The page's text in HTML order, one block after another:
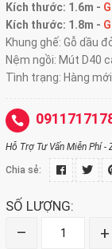
Kích thước: 1.6m -
Kích thước: 1.8m -
Khung ghế: Gỗ dầu
Nệm ngồi: Mút D40
Tình trạng: Hàng
Hỗ Trợ Tư Vấn Miễn Phí -
Chia sẻ:
SỐ LƯỢNG:
– +